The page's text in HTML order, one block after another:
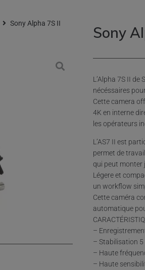
Sony Alpha 7S II
Sony
L’Alpha 7S II
nécéssaires
Cette camera
4K en interne
les opérateurs
L’AS7 II est
permet de
qui peut monter
Légere et
un workflow
Cette caméra
automatique
–
– Stabilisation 5
– Haute
– Haute